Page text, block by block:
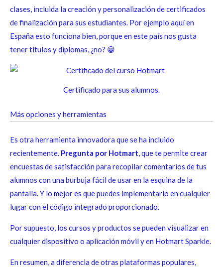
clases, incluida la creación y personalización de certificados
de finalización para sus estudiantes. Por ejemplo aquí en
España esto funciona bien, porque en este país nos gusta
tener títulos y diplomas, ¿no? 😀
Certificado para sus alumnos.
Más opciones y herramientas
Es otra herramienta innovadora que se ha incluido
recientemente. Pregunta por Hotmart, que te permite crear
encuestas de satisfacción para recopilar comentarios de tus
alumnos con una burbuja fácil de usar en la esquina de la
pantalla. Y lo mejor es que puedes implementarlo en cualquier
lugar con el código integrado proporcionado.
Por supuesto, los cursos y productos se pueden visualizar en
cualquier dispositivo o aplicación móvil y en Hotmart Sparkle.
En resumen, a diferencia de otras plataformas populares,